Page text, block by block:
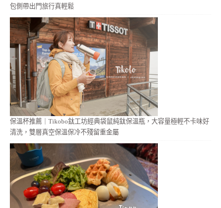
包側帶出門旅行真輕鬆
保溫杯推薦｜Tikobo鈦工坊經典袋鼠純鈦保溫瓶，大容量極輕不卡味好
清洗，雙層真空保溫保冷不殘留重金屬